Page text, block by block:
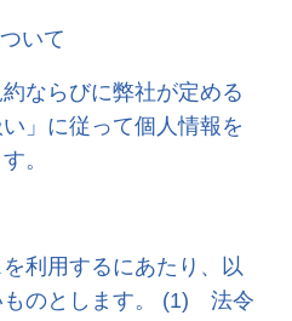
いて
ならびに弊社が定める
い」に従って個人情報を
。
利用するにあたり、以
ものとします。 (1) 法令